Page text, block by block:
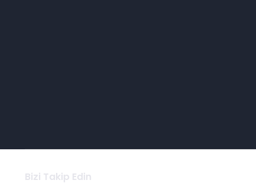
Bizi Takip Edin